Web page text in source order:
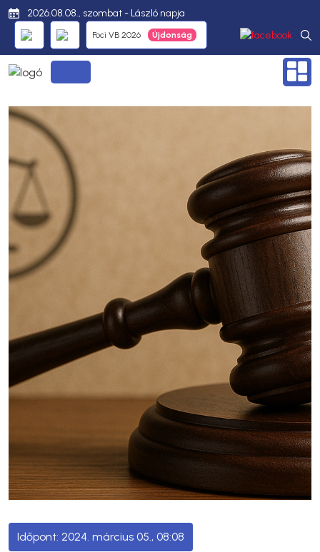
2026.08.08., szombat - László napja
Foci VB 2026
2024. március 05., 08:08